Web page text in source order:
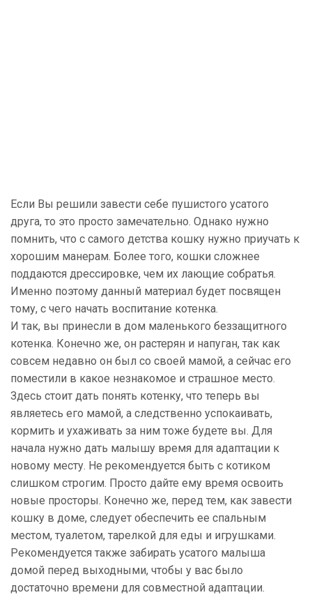
Если Вы решили завести себе пушистого усатого
друга, то это просто замечательно. Однако нужно
помнить, что с самого детства кошку нужно приучать к
хорошим манерам. Более того, кошки сложнее
поддаются дрессировке, чем их лающие собратья.
Именно поэтому данный материал будет посвящен
тому, с чего начать воспитание котенка.
И так, вы принесли в дом маленького беззащитного
котенка. Конечно же, он растерян и напуган, так как
совсем недавно он был со своей мамой, а сейчас его
поместили в какое незнакомое и страшное место.
Здесь стоит дать понять котенку, что теперь вы
являетесь его мамой, а следственно успокаивать,
кормить и ухаживать за ним тоже будете вы. Для
начала нужно дать малышу время для адаптации к
новому месту. Не рекомендуется быть с котиком
слишком строгим. Просто дайте ему время освоить
новые просторы. Конечно же, перед тем, как завести
кошку в доме, следует обеспечить ее спальным
местом, туалетом, тарелкой для еды и игрушками.
Рекомендуется также забирать усатого малыша
домой перед выходными, чтобы у вас было
достаточно времени для совместной адаптации.